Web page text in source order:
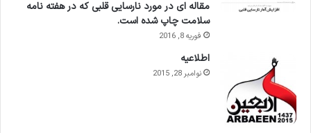
مقاله ای در مورد نارسایی قلبی که در هفته نامه
سلامت چاپ شده است.
فوریه 8, 2016
اطلاعيه
نوامبر 28, 2015